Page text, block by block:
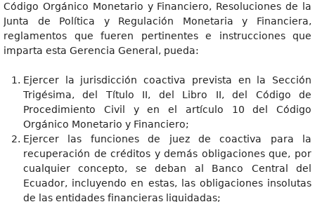
Código Orgánico Monetario y Financiero, Resoluciones de la
Junta de Política y Regulación Monetaria y Financiera,
reglamentos que fueren pertinentes e instrucciones que
imparta esta Gerencia General, pueda:
Ejercer la jurisdicción coactiva prevista en la Sección
Trigésima, del Título II, del Libro II, del Código de
Procedimiento Civil y en el artículo 10 del Código
Orgánico Monetario y Financiero;
Ejercer las funciones de juez de coactiva para la
recuperación de créditos y demás obligaciones que, por
cualquier concepto, se deban al Banco Central del
Ecuador, incluyendo en estas, las obligaciones insolutas
de las entidades financieras liquidadas;